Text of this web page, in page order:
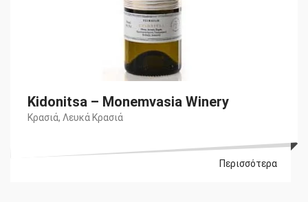
Kidonitsa – Monemvasia Winery
Κρασιά, Λευκά Κρασιά
Περισσότερα